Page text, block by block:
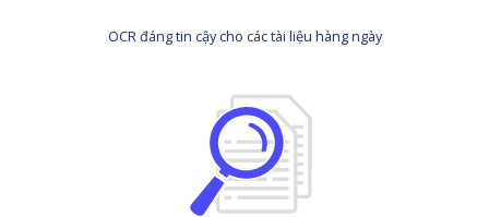
OCR đáng tin cậy cho các tài liệu hàng ngày